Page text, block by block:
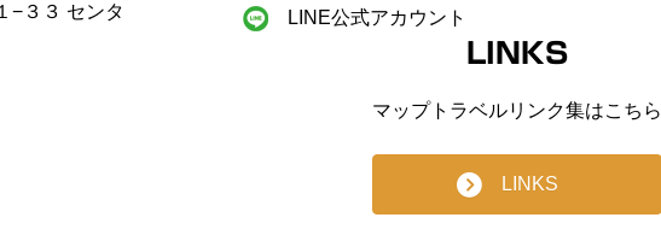
−３３ センタ
LINE公式アカウント
LINKS
マップトラベルリンク集はこちら
LINKS